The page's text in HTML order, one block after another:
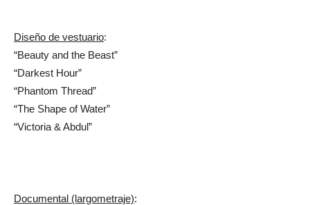
Diseño de vestuario:
“Beauty and the Beast”
“Darkest Hour”
“Phantom Thread”
“The Shape of Water”
“Victoria & Abdul”
Documental (largometraje):